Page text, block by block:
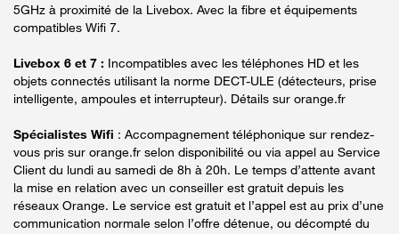
5GHz à proximité de la Livebox. Avec la fibre et équipements
compatibles Wifi 7.
Livebox 6 et 7 : Incompatibles avec les téléphones HD et les
objets connectés utilisant la norme DECT-ULE (détecteurs, prise
intelligente, ampoules et interrupteur). Détails sur orange.fr
Spécialistes Wifi : Accompagnement téléphonique sur rendez-
vous pris sur orange.fr selon disponibilité ou via appel au Service
Client du lundi au samedi de 8h à 20h. Le temps d’attente avant
la mise en relation avec un conseiller est gratuit depuis les
réseaux Orange. Le service est gratuit et l’appel est au prix d’une
communication normale selon l’offre détenue, ou décompté du